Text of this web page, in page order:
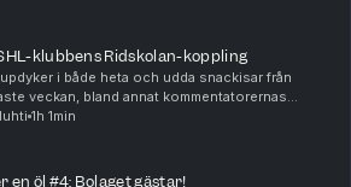
klubbens Ridskolan-koppling
i både heta och udda snackisar från
veckan, bland annat kommentatorernas
på Gotland – och kör även en lång rad
1h 1min
en öl #4: Bolaget gästar!